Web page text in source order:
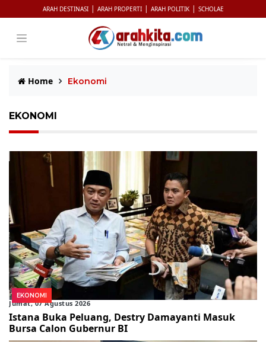
ARAH DESTINASI | ARAH PROPERTI | ARAH POLITIK | SCHOLAE
Home Ekonomi
EKONOMI
EKONOMI
Jumat, 07 Agustus 2026
Istana Buka Peluang, Destry Damayanti Masuk
Bursa Calon Gubernur BI